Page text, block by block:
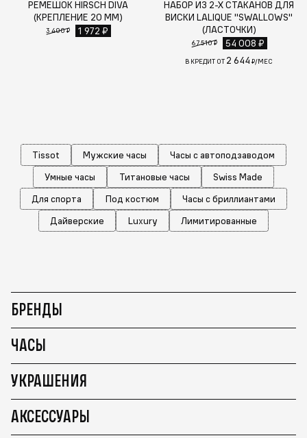
РЕМЕШОК HIRSCH DIVA
(КРЕПЛЕНИЕ 20 ММ)
3 400 ₽ 1 972 ₽
НАБОР ИЗ 2-Х СТАКАНОВ ДЛЯ
ВИСКИ LALIQUE "SWALLOWS"
(ЛАСТОЧКИ)
67 510 ₽ 54 008 ₽
В КРЕДИТ ОТ 2 644 ₽/МЕС
Tissot Мужские часы
Часы с автоподзаводом
Умные часы
Титановые часы
Swiss Made
Для спорта
Под костюм
Часы с бриллиантами
Дайверские
Luxury Лимитированные
БРЕНДЫ
ЧАСЫ
УКРАШЕНИЯ
АКСЕССУАРЫ